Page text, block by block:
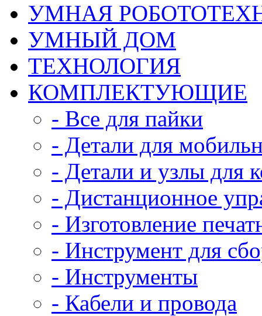
УМНАЯ
УМНЫЙ ДОМ
ТЕХНОЛОГИЯ
КОМПЛЕКТУЮЩИЕ
- Все для пайки
- Детали для
- Детали и узлы для
- Дистанционное
- Изготовление
- Инструмент для
- Инструменты
- Кабели и провода